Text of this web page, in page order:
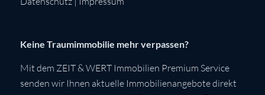
Keine Traumimmobilie mehr verpassen?
Mit dem ZEIT & WERT Immobilien Premium Service
senden wir Ihnen aktuelle Immobilienangebote direkt